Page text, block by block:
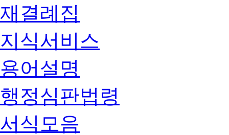
재결례집
지식서비스
용어설명
행정심판법령
서식모음